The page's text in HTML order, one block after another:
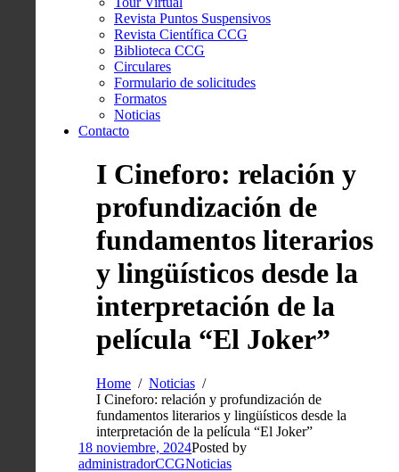
Revista Puntos Suspensivos
Revista Científica CCG
Biblioteca CCG
Circulares
Formulario de solicitudes
Formatos
Noticias
Contacto
I Cineforo: relación y
profundización de
fundamentos literarios
y lingüísticos desde la
interpretación de la
película “El Joker”
Home
Noticias
I Cineforo: relación y profundización de
fundamentos literarios y lingüísticos desde la
interpretación de la película “El Joker”
18 noviembre, 2024Posted by
administradorCCGNoticias